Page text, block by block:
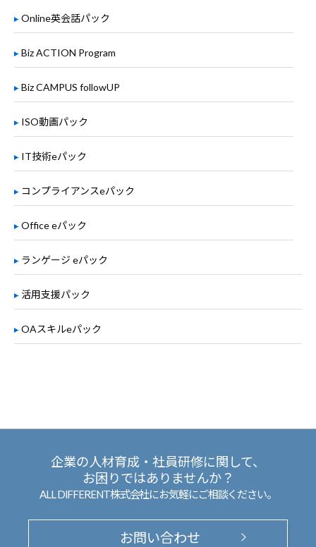
Online英会話パック
Biz ACTION Program
Biz CAMPUS followUP
ISO動画パック
IT技術eパック
コンプライアンスeパック
Office eパック
ランゲージ eパック
活用支援パック
OAスキルeパック
企業の人材育成・社員研修に関して、
お困りではありませんか？
ALL DIFFERENT株式会社にお気軽にご相談ください。
お問い合わせ